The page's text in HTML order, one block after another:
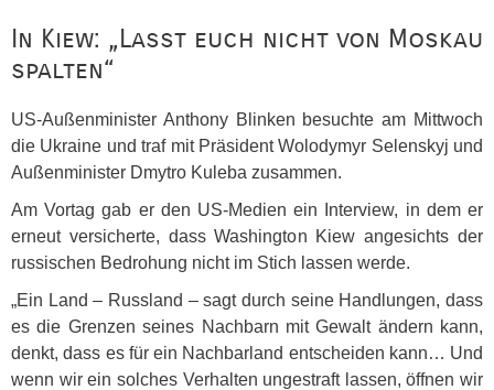
In Kiew: „Lasst euch nicht von Moskau
spalten“
US-Außenminister Anthony Blinken besuchte am Mittwoch
die Ukraine und traf mit Präsident Wolodymyr Selenskyj und
Außenminister Dmytro Kuleba zusammen.
Am Vortag gab er den US-Medien ein Interview, in dem er
erneut versicherte, dass Washington Kiew angesichts der
russischen Bedrohung nicht im Stich lassen werde.
„Ein Land – Russland – sagt durch seine Handlungen, dass
es die Grenzen seines Nachbarn mit Gewalt ändern kann,
denkt, dass es für ein Nachbarland entscheiden kann… Und
wenn wir ein solches Verhalten ungestraft lassen, öffnen wir